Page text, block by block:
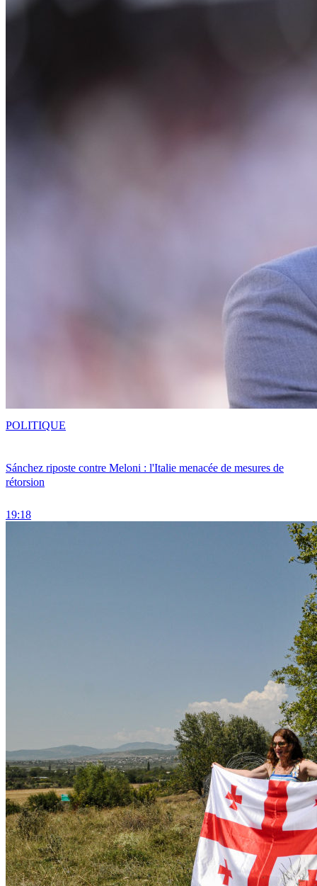
Sánchez riposte contre Meloni : l'Italie menacée de mesures de
rétorsion
19:18
POLITIQUE